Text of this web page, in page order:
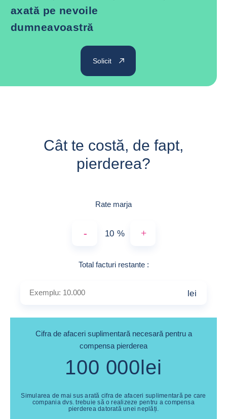
axată pe nevoile
dumneavoastră
Solicit
Cât te costă, de fapt,
pierderea?
Rate marja
- % +
Total facturi restante Exemplu: 10.000
:
lei
Cifra de afaceri suplimentară necesară pentru a
compensa pierderea
100 000lei
Simularea de mai sus arată cifra de afaceri suplimentară pe care
compania dvs. trebuie să o realizeze pentru a compensa
pierderea datorată unei neplăți.